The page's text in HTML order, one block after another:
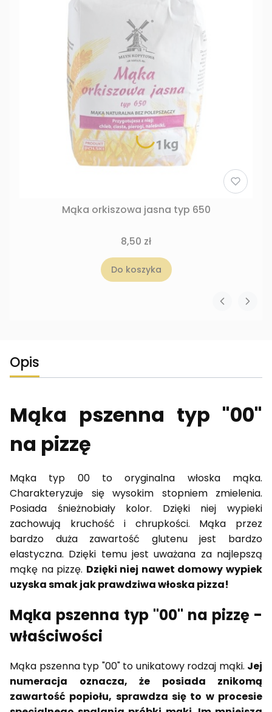
Mąka orkiszowa jasna typ 650
8,50 zł
Do koszyka
Opis
Mąka pszenna typ "00"
na pizzę
Mąka typ 00 to oryginalna włoska mąka.
Charakteryzuje się wysokim stopniem zmielenia.
Posiada śnieżnobiały kolor. Dzięki niej wypieki
zachowują kruchość i chrupkości. Mąka przez
bardzo duża zawartość glutenu jest bardzo
elastyczna. Dzięki temu jest uważana za najlepszą
mąkę na pizzę. Dzięki niej nawet domowy wypiek
uzyska smak jak prawdziwa włoska pizza!
Mąka pszenna typ "00" na pizzę -
właściwości
Mąka pszenna typ "00" to unikatowy rodzaj mąki. Jej
numeracja oznacza, że posiada znikomą
zawartość popiołu, sprawdza się to w procesie